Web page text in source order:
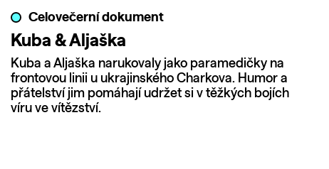
Celovečerní dokument
Kuba & Aljaška
Kuba a Aljaška narukovaly jako paramedičky na
frontovou linii u ukrajinského Charkova. Humor a
přátelství jim pomáhají udržet si v těžkých bojích
víru ve vítězství.